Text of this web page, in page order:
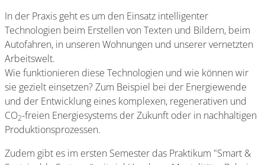
In der Praxis geht es um den Einsatz intelligenter
Technologien beim Erstellen von Texten und Bildern, beim
Autofahren, in unseren Wohnungen und unserer vernetzten
Arbeitswelt.
Wie funktionieren diese Technologien und wie können wir
sie gezielt einsetzen? Zum Beispiel bei der Energiewende
und der Entwicklung eines komplexen, regenerativen und
CO2-freien Energiesystems der Zukunft oder in nachhaltigen
Produktionsprozessen.
Zudem gibt es im ersten Semester das Praktikum "Smart &